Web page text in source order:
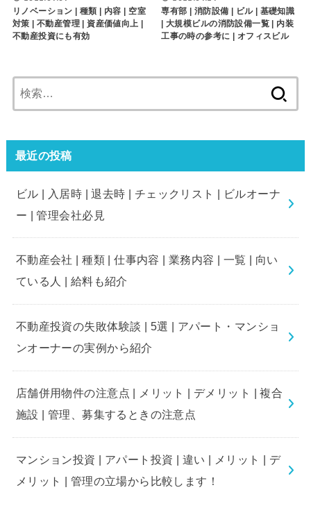
リノベーション | 種類 | 内容 | 空室
対策 | 不動産管理 | 資産価値向上 |
不動産投資にも有効
専有部 | 消防設備 | ビル | 基礎知識
| 大規模ビルの消防設備一覧 | 内装
工事の時の参考に | オフィスビル
索:
最近の投稿
ビル | 入居時 | 退去時 | チェックリスト | ビルオーナ
ー | 管理会社必見
不動産会社 | 種類 | 仕事内容 | 業務内容 | 一覧 | 向い
ている人 | 給料も紹介
不動産投資の失敗体験談 | 5選 | アパート・マンショ
ンオーナーの実例から紹介
店舗併用物件の注意点 | メリット | デメリット | 複合
施設 | 管理、募集するときの注意点
マンション投資 | アパート投資 | 違い | メリット | デ
メリット | 管理の立場から比較します！